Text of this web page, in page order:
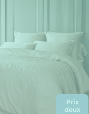
Prix
doux